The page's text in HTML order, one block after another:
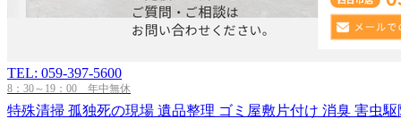
TEL: 059-397-5600
8：30～19：00 年中無休
特殊清掃 孤独死の現場 遺品整理 ゴミ屋敷片付け 消臭 害虫駆